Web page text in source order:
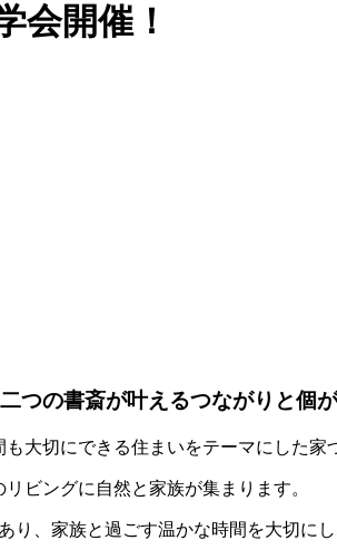
会開催！
つの書斎が叶えるつながりと個
大切にできる住まいをテーマにした家
ビングに自然と家族が集まります。
り、家族と過ごす温かな時間を大切に